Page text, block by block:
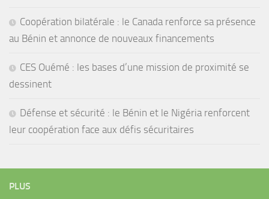
Coopération bilatérale : le Canada renforce sa présence
au Bénin et annonce de nouveaux financements
CES Ouémé : les bases d’une mission de proximité se
dessinent
Défense et sécurité : le Bénin et le Nigéria renforcent
leur coopération face aux défis sécuritaires
PLUS